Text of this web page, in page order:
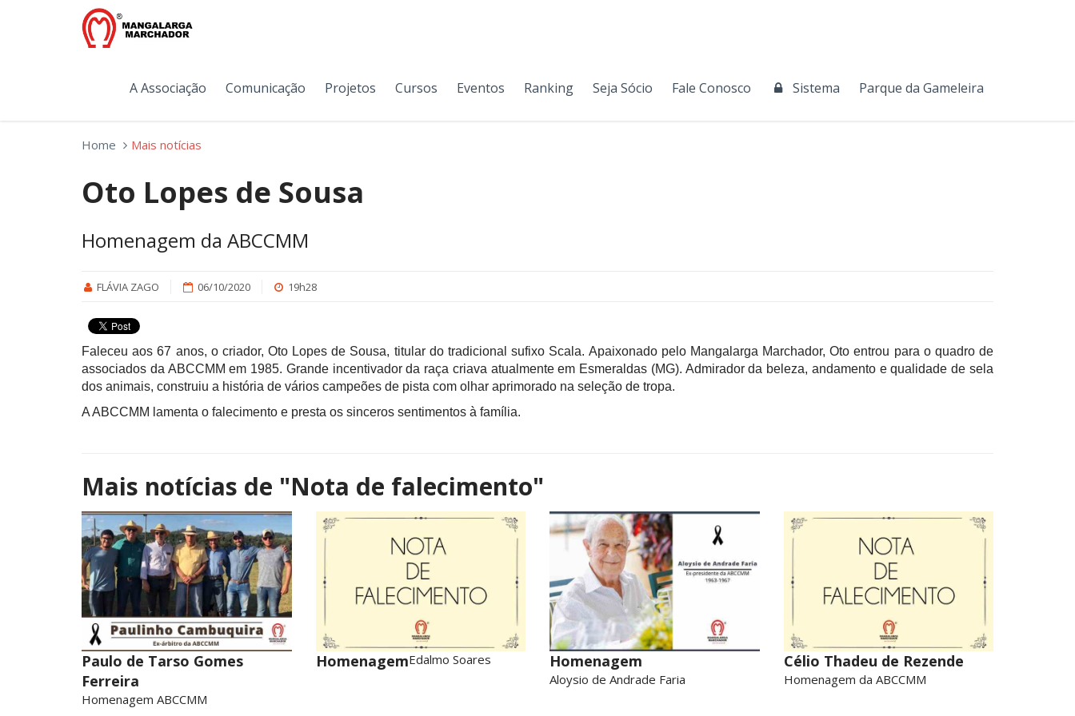
A Associação Comunicação Projetos Cursos Eventos Ranking Seja Sócio Fale Conosco Sistema Parque da Gameleira
Home Mais notícias
Oto Lopes de Sousa
Homenagem da ABCCMM
FLÁVIA ZAGO 06/10/2020 19h28
Faleceu aos 67 anos, o criador, Oto Lopes de Sousa, titular do tradicional sufixo Scala. Apaixonado pelo Mangalarga Marchador, Oto entrou para o quadro de
associados da ABCCMM em 1985. Grande incentivador da raça criava atualmente em Esmeraldas (MG). Admirador da beleza, andamento e qualidade de sela
dos animais, construiu a história de vários campeões de pista com olhar aprimorado na seleção de tropa.
A ABCCMM lamenta o falecimento e presta os sinceros sentimentos à família.
Mais notícias de "Nota de falecimento"
Paulo de Tarso Gomes
Ferreira
Homenagem ABCCMM
HomenagemEdalmo Soares Homenagem
Aloysio de Andrade Faria
Célio Thadeu de Rezende
Homenagem da ABCCMM